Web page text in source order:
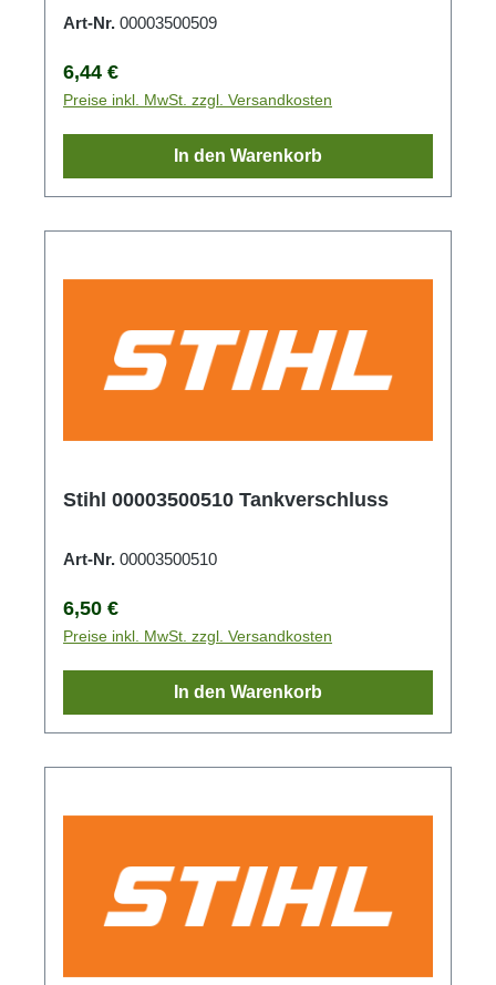
Art-Nr. 00003500509
Regulärer Preis:
6,44 €
Preise inkl. MwSt. zzgl. Versandkosten
In den Warenkorb
Stihl 00003500510 Tankverschluss
Art-Nr. 00003500510
Regulärer Preis:
6,50 €
Preise inkl. MwSt. zzgl. Versandkosten
In den Warenkorb